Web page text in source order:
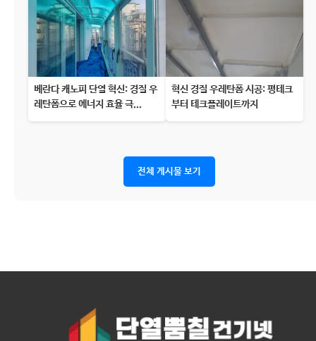
베란다 캐노피 단열 혁신: 경질 우
레탄폼으로 에너지 효율 극...
혁신 경질 우레탄폼 시공: 평테크
부터 테크플레이트까지
전체 게시물 보기